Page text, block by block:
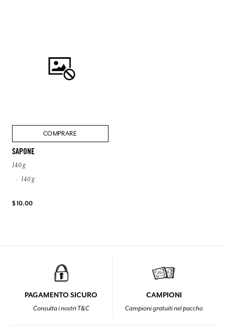
COMPRARE
SAPONE
140 g
140 g
$ 10.00
PAGAMENTO SICURO
Consulta i nostri T&C
CAMPIONI
Campioni gratuiti nel paccho